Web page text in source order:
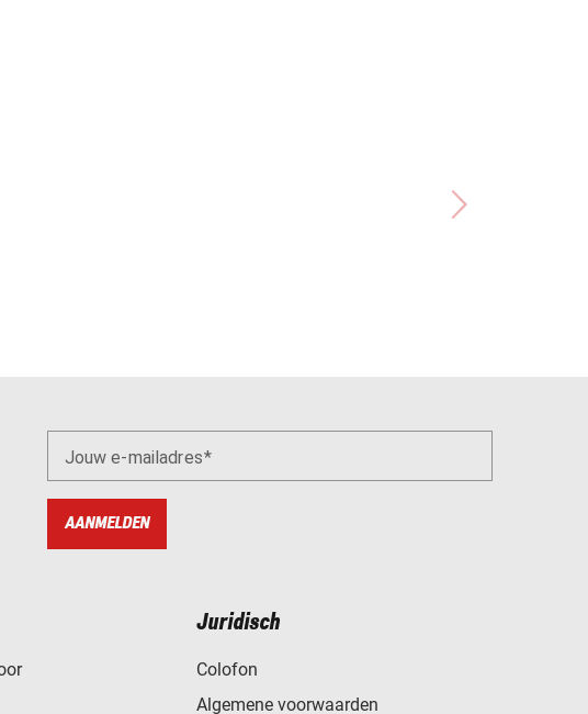
Jouw e-mailadres
AANMELDEN
Juridisch
Colofon
Algemene voorwaarden